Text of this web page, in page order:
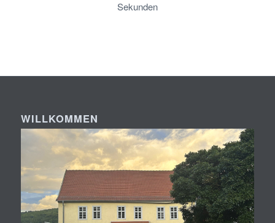
Sekunden
WILLKOMMEN